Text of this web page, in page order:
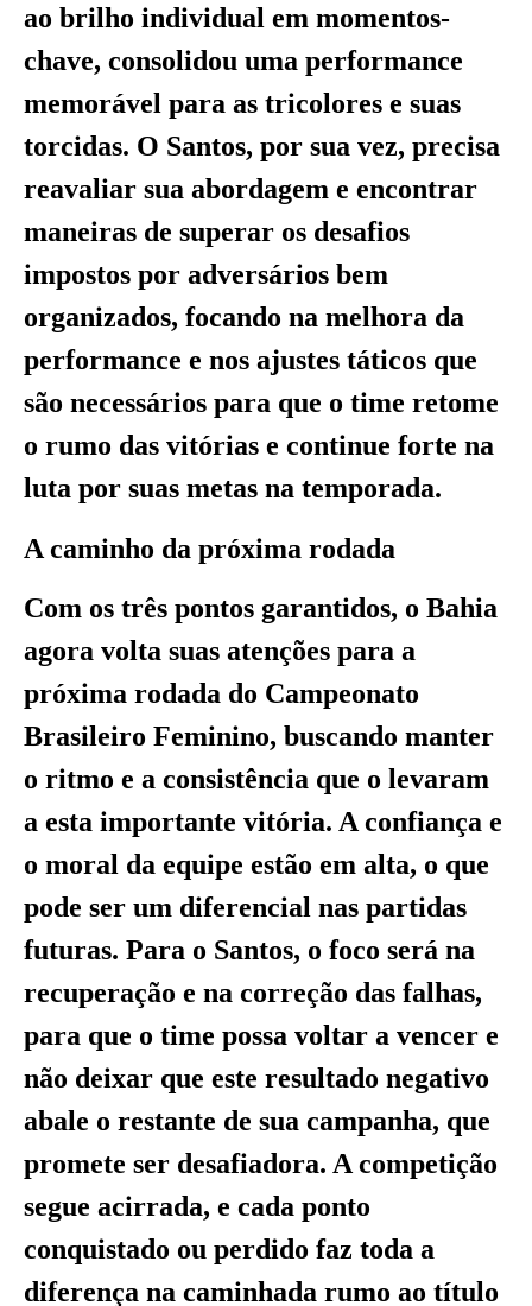
ao brilho individual em momentos-
chave, consolidou uma performance
memorável para as tricolores e suas
torcidas. O Santos, por sua vez, precisa
reavaliar sua abordagem e encontrar
maneiras de superar os desafios
impostos por adversários bem
organizados, focando na melhora da
performance e nos ajustes táticos que
são necessários para que o time retome
o rumo das vitórias e continue forte na
luta por suas metas na temporada.
A caminho da próxima rodada
Com os três pontos garantidos, o Bahia
agora volta suas atenções para a
próxima rodada do Campeonato
Brasileiro Feminino, buscando manter
o ritmo e a consistência que o levaram
a esta importante vitória. A confiança e
o moral da equipe estão em alta, o que
pode ser um diferencial nas partidas
futuras. Para o Santos, o foco será na
recuperação e na correção das falhas,
para que o time possa voltar a vencer e
não deixar que este resultado negativo
abale o restante de sua campanha, que
promete ser desafiadora. A competição
segue acirrada, e cada ponto
conquistado ou perdido faz toda a
diferença na caminhada rumo ao título